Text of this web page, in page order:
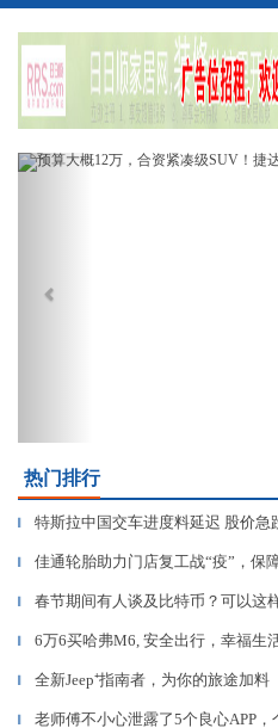
Previous
热门排行
▎ 特斯拉中国交车进度料延迟 股价急
▎ 佳通轮胎助力门店复工战“疫”，保
▎ 春节期间有人谈及比特币？可以这
▎ 6万6买哈弗M6, 安全出行，幸福生
▎ 全新Jeep⁺指南者，为你的旅途加料
▎ 老师傅不小心泄露了5个良心APP，